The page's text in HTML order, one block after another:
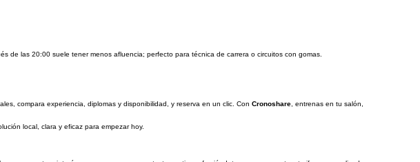
de las 20:00 suele tener menos afluencia; perfecto para técnica de carrera o circuitos con gomas.
compara experiencia, diplomas y disponibilidad, y reserva en un clic. Con Cronoshare , entrenas en tu salón,
local, clara y eficaz para empezar hoy.